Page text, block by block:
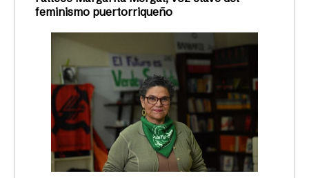
feminismo puertorriqueño